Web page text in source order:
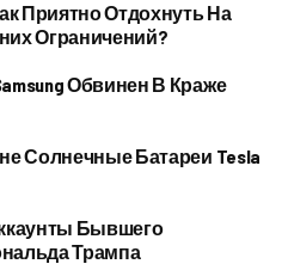
Приятно Отдохнуть На
Ограничений?
Обвинен В Краже
Солнечные Батареи Tesla
Бывшего
Трампа